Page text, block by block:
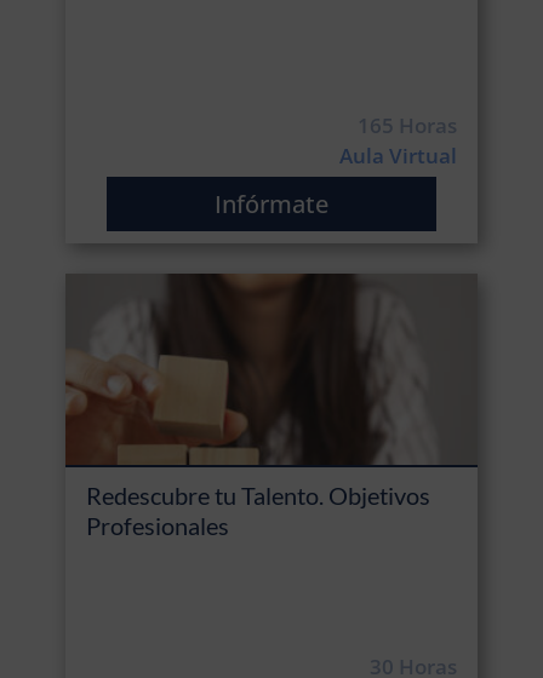
165 Horas
Aula Virtual
Infórmate
Redescubre tu Talento. Objetivos
Profesionales
30 Horas